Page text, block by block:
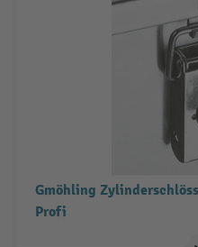
Gmöhling
Profi